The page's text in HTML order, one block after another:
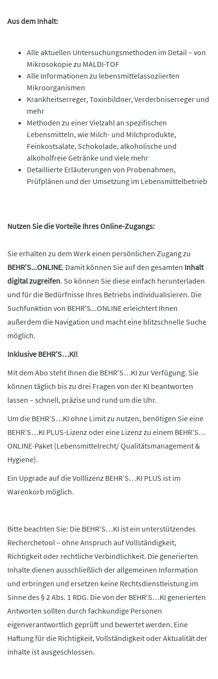
Aus dem Inhalt:
Alle aktuellen Untersuchungsmethoden im Detail – von
Mikrosokopie zu MALDI-TOF
Alle Informationen zu lebensmittelassoziierten
Mikroorganismen
Krankheitserreger, Toxinbildner, Verderbniserreger und
mehr
Methoden zu einer Vielzahl an spezifischen
Lebensmitteln, wie Milch- und Milchprodukte,
Feinkostsalate, Schokolade, alkoholische und
alkoholfreie Getränke und viele mehr
Detaillierte Erläuterungen von Probenahmen,
Prüfplänen und der Umsetzung im Lebensmittelbetrieb
Nutzen Sie die Vorteile Ihres Online-Zugangs:
Sie erhalten zu dem Werk einen persönlichen Zugang zu
BEHR'S...ONLINE. Damit können Sie auf den gesamten Inhalt
digital zugreifen. So können Sie diese einfach herunterladen
und für die Bedürfnisse Ihres Betriebs individualisieren. Die
Suchfunktion von BEHR'S...ONLINE erleichtert Ihnen
außerdem die Navigation und macht eine blitzschnelle Suche
möglich.
Inklusive BEHR’S…KI!
Mit dem Abo steht Ihnen die BEHR’S…KI zur Verfügung. Sie
können täglich bis zu drei Fragen von der KI beantworten
lassen – schnell, präzise und rund um die Uhr.
Um die BEHR’S…KI ohne Limit zu nutzen, benötigen Sie eine
BEHR’S…KI PLUS-Lizenz oder eine Lizenz zu einem BEHR’S…
ONLINE-Paket (Lebensmittelrecht/ Qualitätsmanagement &
Hygiene).
Ein Upgrade auf die Volllizenz BEHR’S…KI PLUS ist im
Warenkorb möglich.
Bitte beachten Sie: Die BEHR‘S…KI ist ein unterstützendes
Recherchetool – ohne Anspruch auf Vollständigkeit,
Richtigkeit oder rechtliche Verbindlichkeit. Die generierten
Inhalte dienen ausschließlich der allgemeinen Information
und erbringen und ersetzen keine Rechtsdienstleistung im
Sinne des § 2 Abs. 1 RDG. Die von der BEHR‘S…KI generierten
Antworten sollten durch fachkundige Personen
eigenverantwortlich geprüft und bewertet werden. Eine
Haftung für die Richtigkeit, Vollständigkeit oder Aktualität der
Inhalte ist ausgeschlossen.